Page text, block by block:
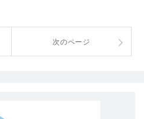
次のページ